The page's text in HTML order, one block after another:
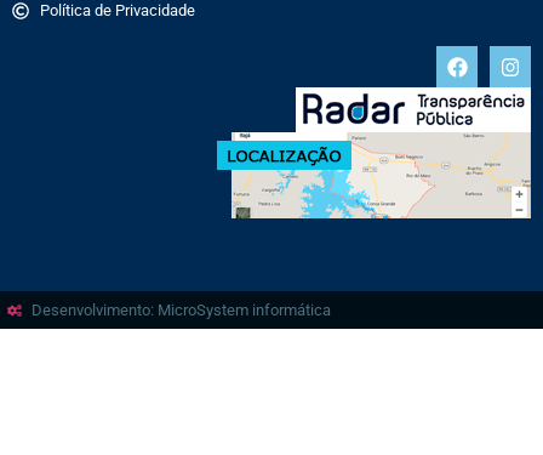
Política de Privacidade
Desenvolvimento: MicroSystem informática